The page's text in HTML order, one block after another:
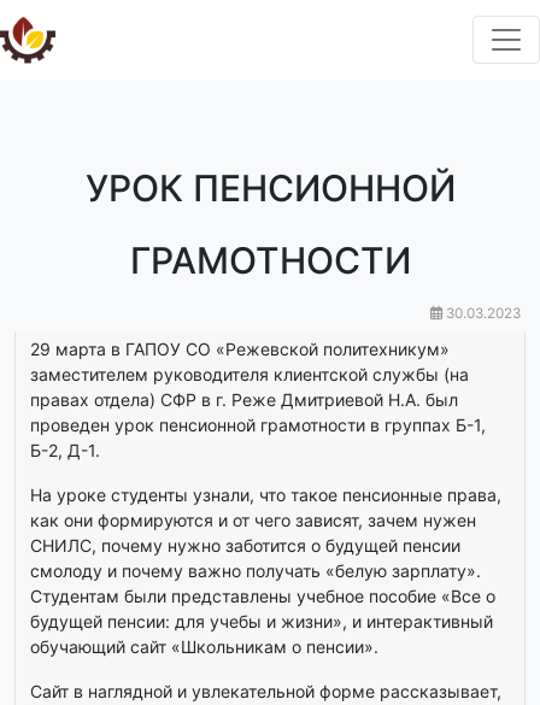
УРОК ПЕНСИОННОЙ
ГРАМОТНОСТИ
30.03.2023
29 марта в ГАПОУ СО «Режевской политехникум»
заместителем руководителя клиентской службы (на
правах отдела) СФР в г. Реже Дмитриевой Н.А. был
проведен урок пенсионной грамотности в группах Б-1,
Б-2, Д-1.
На уроке студенты узнали, что такое пенсионные права,
как они формируются и от чего зависят, зачем нужен
СНИЛС, почему нужно заботится о будущей пенсии
смолоду и почему важно получать «белую зарплату».
Студентам были представлены учебное пособие «Все о
будущей пенсии: для учебы и жизни», и интерактивный
обучающий сайт «Школьникам о пенсии».
Сайт в наглядной и увлекательной форме рассказывает,